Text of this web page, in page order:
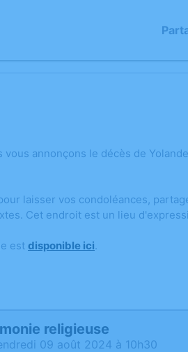
vous annonçons le décès de
laisser vos condoléances,
Cet endroit est un lieu
est disponible ici.
religieuse
09 août 2024 à 10h30